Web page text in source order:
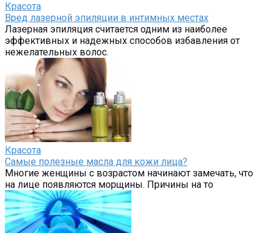
Красота
Вред лазерной эпиляции в интимных местах
Лазерная эпиляция считается одним из наиболее
эффективных и надежных способов избавления от
нежелательных волос.
Красота
Самые полезные масла для кожи лица?
Многие женщины с возрастом начинают замечать, что
на лице появляются морщины. Причины на то